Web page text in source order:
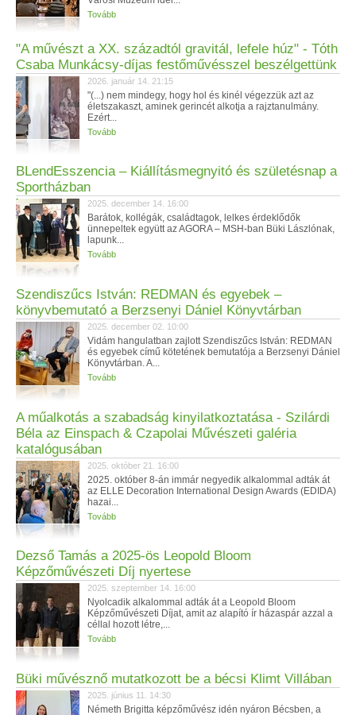
Tovább
"A művészt a XX. századtól gravitál, lefele húz" - Tóth
Csaba Munkácsy-díjas festőművésszel beszélgettünk
2026. január 14. 21:15
"(...) nem mindegy, hogy hol és kinél végezzük azt az
életszakaszt, aminek gerincét alkotja a rajztanulmány.
Ezért...
Tovább
BLendEsszencia – Kiállításmegnyitó és születésnap a
Sportházban
2025. december 14. 16:00
Barátok, kollégák, családtagok, lelkes érdeklődők
ünnepeltek együtt az AGORA – MSH-ban Büki Lászlónak,
lapunk...
Tovább
Szendiszűcs István: REDMAN és egyebek –
könyvbemutató a Berzsenyi Dániel Könyvtárban
2025. december 02. 10:00
Vidám hangulatban zajlott Szendiszűcs István: REDMAN
és egyebek című kötetének bemutatója a Berzsenyi Dániel
Könyvtárban. A...
Tovább
A műalkotás a szabadság kinyilatkoztatása - Szilárdi
Béla az Einspach & Czapolai Művészeti galéria
katalógusában
2025. október 21. 16:00
2025. október 8-án immár negyedik alkalommal adták át
az ELLE Decoration International Design Awards (EDIDA)
hazai...
Tovább
Dezső Tamás a 2025-ös Leopold Bloom
Képzőművészeti Díj nyertese
2025. szeptember 14. 16:00
Nyolcadik alkalommal adták át a Leopold Bloom
Képzőművészeti Díjat, amit az alapító ír házaspár azzal a
céllal hozott létre,...
Tovább
Büki művésznő mutatkozott be a bécsi Klimt Villában
2025. június 11. 14:30
Németh Brigitta képzőművész idén nyáron Bécsben, a